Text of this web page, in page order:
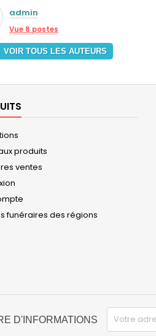
admin
Vue 8 postes
VOIR TOUS LES AUTEURS
produits
ventes
funéraires des régions
D'INFORMATIONS